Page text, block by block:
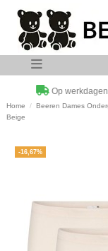
Op
Home Beeren Dames
Beige
-16,67%